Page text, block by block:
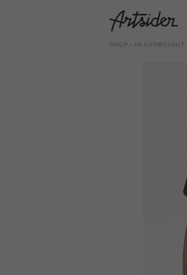
SHOP › HEAVYWEIGHT